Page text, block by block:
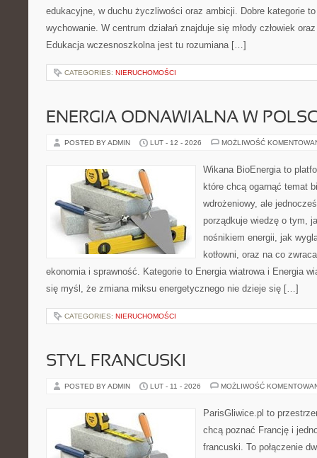
edukacyjne, w duchu życzliwości oraz ambicji. Dobre kategorie
wychowanie. W centrum działań znajduje się młody człowiek
Edukacja wczesnoszkolna jest tu rozumiana […]
CATEGORIES: NIERUCHOMOŚCI
ENERGIA ODNAWIALNA W
POSTED BY ADMIN LUT - 12 - 2026 MOŻLIWOŚĆ
Wikana BioEnergia to
które chcą ogarnąć temat
wdrożeniowy, ale
porządkuje wiedzę o tym,
nośnikiem energii, jak
kotłowni, oraz na co
ekonomia i sprawność. Kategorie to Energia wiatrowa i Energia
się myśl, że zmiana miksu energetycznego nie dzieje się […]
CATEGORIES: NIERUCHOMOŚCI
STYL FRANCUSKI
POSTED BY ADMIN LUT - 11 - 2026 MOŻLIWOŚĆ
ParisGliwice.pl to
chcą poznać Francję i
francuski. To połączenie